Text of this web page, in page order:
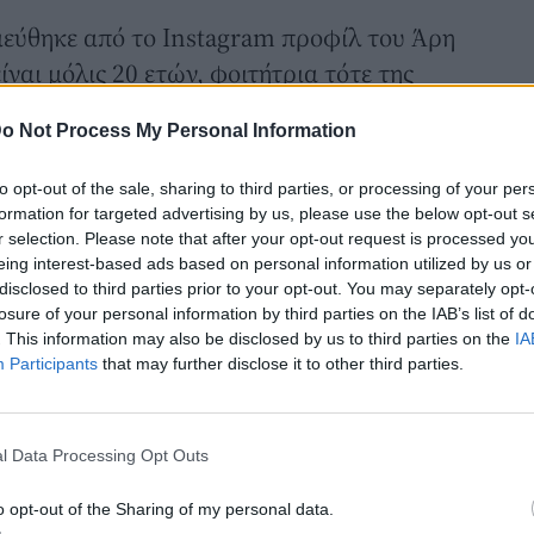
Not Process My Personal Information
opt-out of the sale, sharing to third parties, or processing of your
for targeted advertising by us, please use the below opt-out
selection. Please note that after your opt-out request is processed
interest-based ads based on personal information utilized by us
to third parties prior to your opt-out. You may separately
of your personal information by third parties on the IAB’s list of
This information may also be disclosed by us to third parties on the
Participants that may further disclose it to other third parties.
Data Processing Opt Outs
opt-out of the Sharing of my personal data.
από το Instagram προφίλ του Άρη
μόλις 20 ετών, φοιτήτρια τότε της
Θεάτρου.
ετών, στην πρώτη επαγγελματική της
επαγγελματική της εμφάνιση στο
της Νόβακ Φιλμ «Πρέπει να τα
μυθιστόρημα του Γρηγόρη Ξενόπουλου
για πρώτη φορά στις
γυμνασίου στη Ζάκυνθο,
με τη μεγάλη οθόνη με ένα μικρό
ταινία «Ο κόκκινος βράχος»
μεταφορά του ομώνυμου